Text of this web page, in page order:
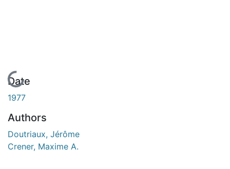
En cours de chargement...
Date
1977
Authors
Doutriaux, Jérôme
Crener, Maxime A.